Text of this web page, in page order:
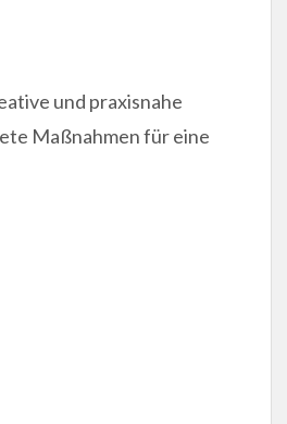
und praxisnahe
Maßnahmen für eine